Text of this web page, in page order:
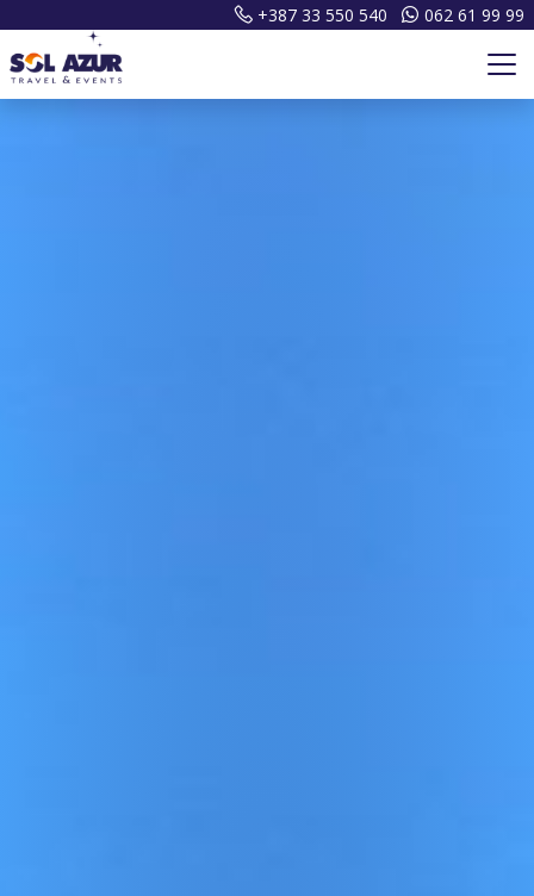
+387 33 550 540 062 61 99 99